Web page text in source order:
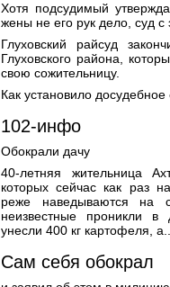
Хотя подсудимый
жены не его рук дело, суд с
Глуховский райсуд
Глуховского района,
свою сожительницу.
Как установило
102-инфо
Обокрали дачу
40-летняя жительница
которых сейчас как раз
реже наведываются на
неизвестные проникли
унесли 400 кг картофеля,
Сам себя обокрал